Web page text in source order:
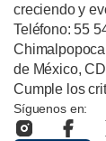
creciendo y
Teléfono: 55
de México,
Cumple los
Síguenos en: